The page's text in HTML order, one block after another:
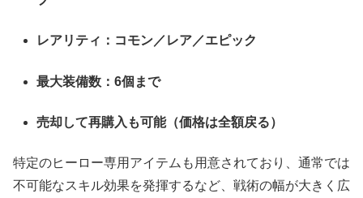
レアリティ：コモン／レア／エピック
最大装備数：6個まで
売却して再購入も可能（価格は全額戻る）
特定のヒーロー専用アイテムも用意されており、通常では
不可能なスキル効果を発揮するなど、戦術の幅が大きく広